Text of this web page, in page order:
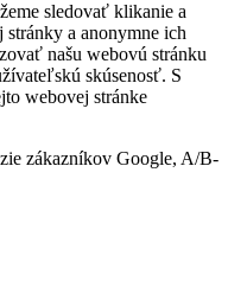
sledovať klikanie a
stránky a anonymne ich
našu webovú stránku
skúsenosť. S
webovej stránke
zákazníkov Google, A/B-